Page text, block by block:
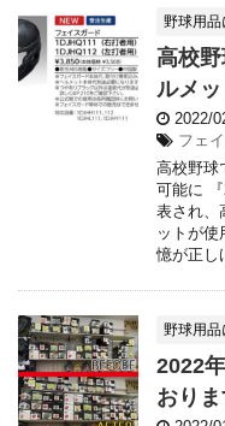
野球用品
高校
ルメ
2022/
フェ
高校野球
可能に
表され、
ットが使
憶が正し
野球用品
2022
おりま